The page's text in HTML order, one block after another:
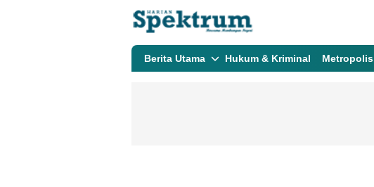
spektrumonline.com
Berita Utama Hukum & Kriminal Metropolis